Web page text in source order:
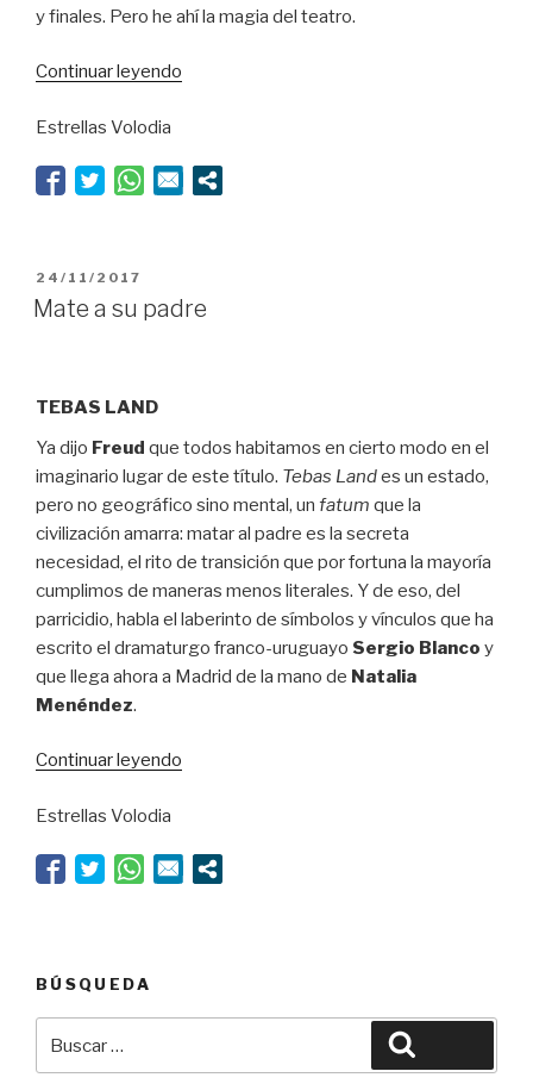
y finales. Pero he ahí la magia del teatro.
Continuar leyendo
Reina”
Estrellas Volodia
PUBLICADO
EL
24/11/2017
Mate a su padre
TEBAS LAND
Ya dijo Freud que todos habitamos en cierto modo en el
imaginario lugar de este título. Tebas Landes un estado,
pero no geográfico sino mental, un fatum que la
civilización amarra: matar al padre es la secreta
necesidad, el rito de transición que por fortuna la mayoría
cumplimos de maneras menos literales. Y de eso, del
parricidio, habla el laberinto de símbolos y vínculos que ha
escrito el dramaturgo franco-uruguayo Sergio Blanco y
que llega ahora a Madrid de la mano de Natalia
Menéndez.
Continuar leyendo
Estrellas Volodia
BÚSQUEDA
por: